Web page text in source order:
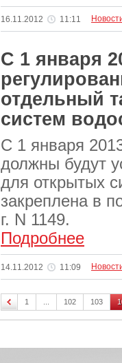
16.11.2012 11:11
С 1 января
отдельный
систем
С 1 января
должны будут
для открытых
закреплена в
г. N 1149.
Подробнее
14.11.2012 11:09
1 102 103